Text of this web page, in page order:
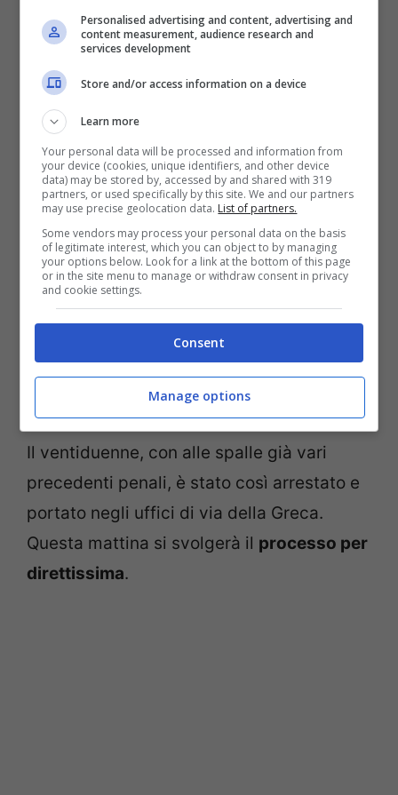
Ponte Milvio (foto web)
Dopo il primo rifiuto di indossare la
mascherina, gli agenti di Roma Capitale
hanno ricevuto un altro no quando hanno
chiesto al giovane dimostrare i
documenti. Ha reagito tentando di
sottrarsi al controllo e nel tentativo di
bloccarlo,un agente si è fratturato una
. Anche altri componendi della
pattuglia hanno riportato delle ferite, ma
Il ventiduenne, con alle spalle già vari
precedenti penali, è stato così arrestato e
portato negli uffici di via della Greca.
Questa mattina si svolgerà il processo per
direttissima.
Personalised advertising and content, advertising and
content measurement, audience research and
services development
Store and/or access information on a device
Learn more
Your personal data will be processed and information from
your device (cookies, unique identifiers, and other device
data) may be stored by, accessed by and shared with 319
partners, or used specifically by this site. We and our partners
may use precise geolocation data. List of partners.
Some vendors may process your personal data on the basis
of legitimate interest, which you can object to by managing
your options below. Look for a link at the bottom of this page
or in the site menu to manage or withdraw consent in privacy
and cookie settings.
Consent
Manage options